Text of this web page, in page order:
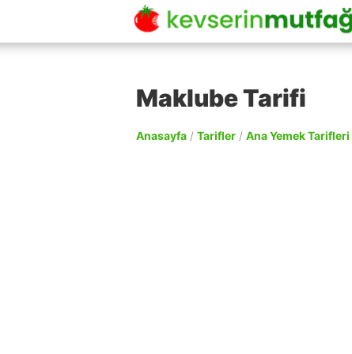
Maklube Tarifi
Anasayfa / Tarifler / Ana Yemek Tarifleri